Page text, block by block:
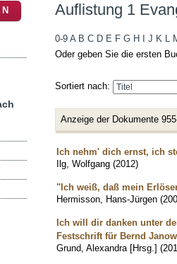
Auflistung 1
0-9 A B C D E F G H J K L
Oder geben Sie die ersten
Sortiert nach:
Anzeige der Dokumente
Ich nehm' dich ernst, ich
Ilg, Wolfgang (2012)
"Ich weiß, daß mein
Hermisson, Hans-Jürgen (
Ich will dir danken unter
Festschrift für Bernd
Grund, Alexandra [Hrsg.] (